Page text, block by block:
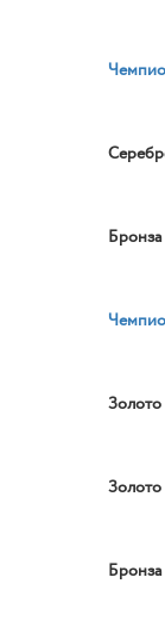
Бронза
Золото
Золото
Бронза